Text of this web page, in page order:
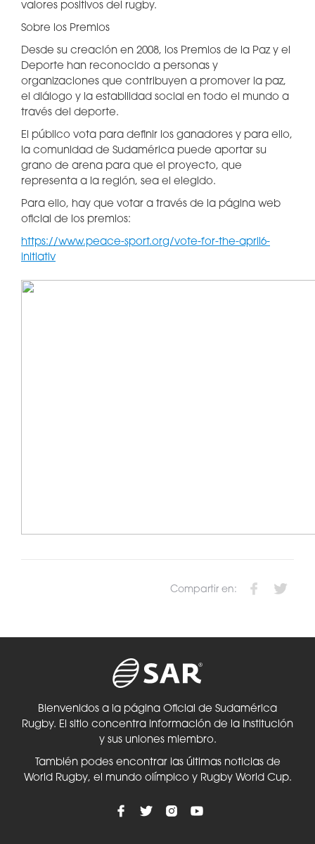
valores positivos del rugby.
Sobre los Premios
Desde su creación en 2008, los Premios de la Paz y el
Deporte han reconocido a personas y
organizaciones que contribuyen a promover la paz,
el diálogo y la estabilidad social en todo el mundo a
través del deporte.
El público vota para definir los ganadores y para ello,
la comunidad de Sudamérica puede aportar su
grano de arena para que el proyecto, que
representa a la región, sea el elegido.
Para ello, hay que votar a través de la página web
oficial de los premios:
https://www.peace-sport.org/vote-for-the-april6-
initiativ
Compartir en:
Bienvenidos a la página Oficial de Sudamérica
Rugby. El sitio concentra información de la Institución
y sus uniones miembro.
También podes encontrar las últimas noticias de
World Rugby, el mundo olímpico y Rugby World Cup.